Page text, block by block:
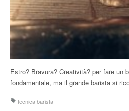
Estro? Bravura? Creatività? per fare un
fondamentale, ma il grande barista si
tecnica barista